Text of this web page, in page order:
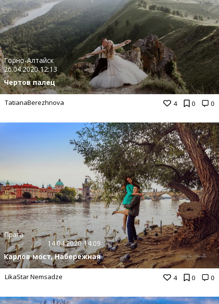
4 0 0
Горно-Алтайск
26.04.2020 12:13
Чертов палец
TatianaBerezhnova
4 0 0
Прага
14.04.2020 14:09
Карлов мост, Набережная
LikaStar Nemsadze